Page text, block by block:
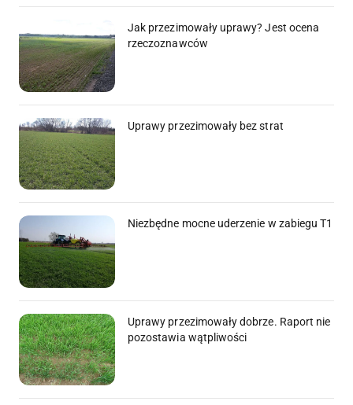
Jak przezimowały uprawy? Jest ocena
rzeczoznawców
Uprawy przezimowały bez strat
Niezbędne mocne uderzenie w zabiegu T1
Uprawy przezimowały dobrze. Raport nie
pozostawia wątpliwości